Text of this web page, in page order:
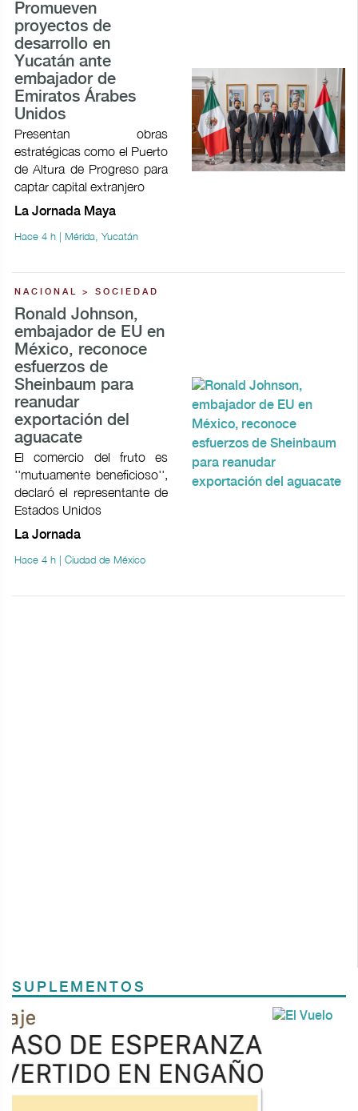
Promueven
proyectos de
desarrollo en
Yucatán ante
embajador de
Emiratos Árabes
Unidos
Presentan obras
estratégicas como el Puerto
de Altura de Progreso para
captar capital extranjero
La Jornada Maya
Hace 4 h | Mérida, Yucatán
NACIONAL > SOCIEDAD
Ronald Johnson,
embajador de EU en
México, reconoce
esfuerzos de
Sheinbaum para
reanudar
exportación del
aguacate
El comercio del fruto es
''mutuamente beneficioso'',
declaró el representante de
Estados Unidos
La Jornada
Hace 4 h | Ciudad de México
SUPLEMENTOS
Next
TODOS LOS SUPLEMENTOS